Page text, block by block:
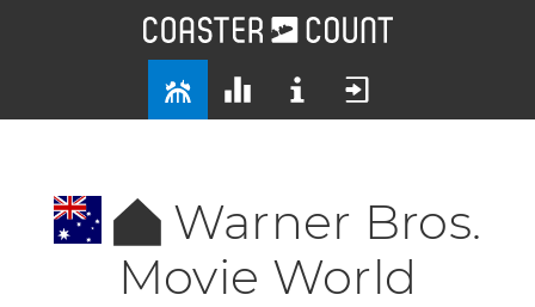
Warner Bros.
Movie World